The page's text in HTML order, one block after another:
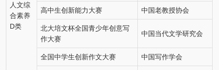
人文综
合素养
D类
高中生创新能力大赛 中国老教授协会
北大培文杯全国青少年创意写
作大赛
中国当代文学研究会
全国中学生创新作文大赛 中国写作学会